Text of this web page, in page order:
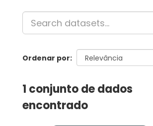
Ordenar por
1 conjunto de dados
encontrado